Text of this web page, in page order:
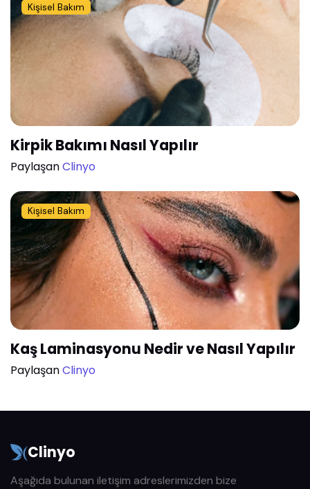
Kişisel Bakım
Kirpik Bakımı Nasıl Yapılır
PaylaşanClinyo
Kişisel Bakım
Kaş Laminasyonu Nedir ve Nasıl Yapılır
PaylaşanClinyo
Clinyo
Aşağıda bulunan iletişim adreslerimizden bize